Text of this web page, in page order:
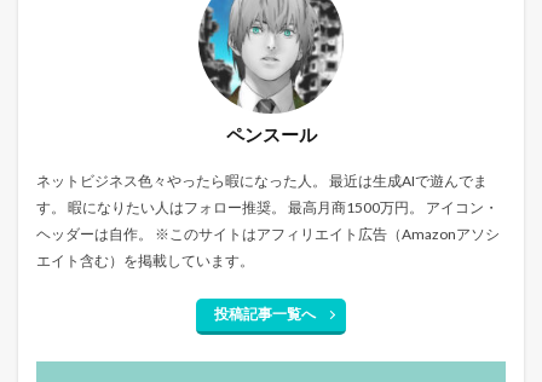
ペンスール
ネットビジネス色々やったら暇になった人。 最近は生成AIで遊んでま
す。 暇になりたい人はフォロー推奨。 最高月商1500万円。 アイコン・
ヘッダーは自作。 ※このサイトはアフィリエイト広告（Amazonアソシ
エイト含む）を掲載しています。
投稿記事一覧へ